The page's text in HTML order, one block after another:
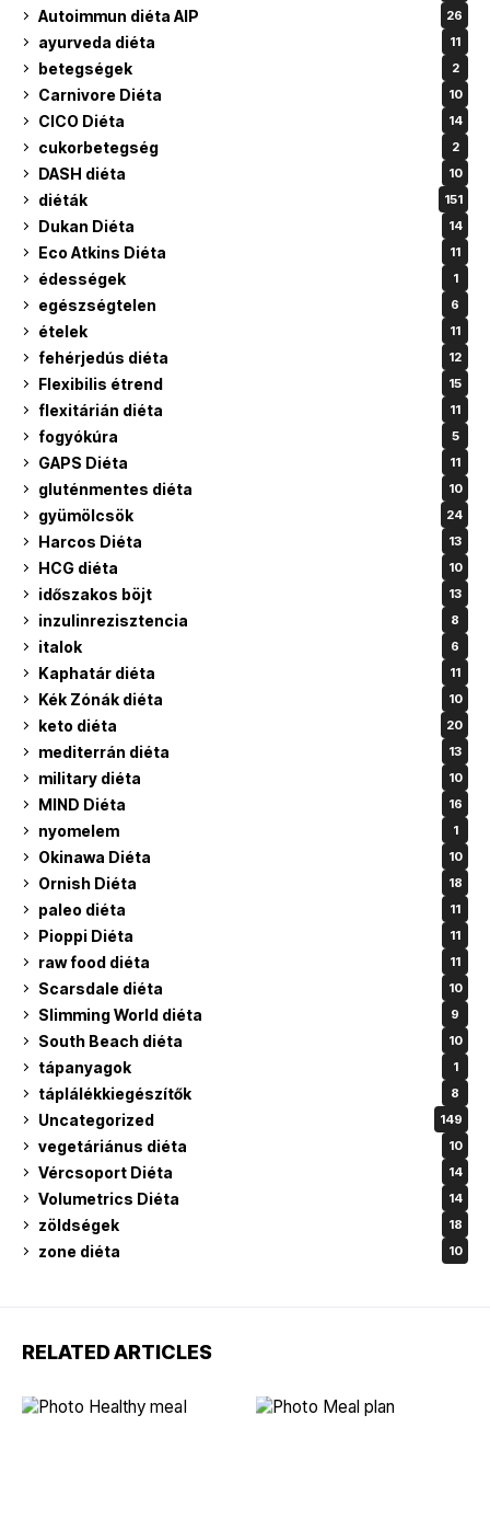
Autoimmun diéta AIP 26
ayurveda diéta 11
betegségek 2
Carnivore Diéta 10
CICO Diéta 14
cukorbetegség 2
DASH diéta 10
diéták 151
Dukan Diéta 14
Eco Atkins Diéta 11
édességek 1
egészségtelen 6
ételek 11
fehérjedús diéta 12
Flexibilis étrend 15
flexitárián diéta 11
fogyókúra 5
GAPS Diéta 11
gluténmentes diéta 10
gyümölcsök 24
Harcos Diéta 13
HCG diéta 10
időszakos böjt 13
inzulinrezisztencia 8
italok 6
Kaphatár diéta 11
Kék Zónák diéta 10
keto diéta 20
mediterrán diéta 13
military diéta 10
MIND Diéta 16
nyomelem 1
Okinawa Diéta 10
Ornish Diéta 18
paleo diéta 11
Pioppi Diéta 11
raw food diéta 11
Scarsdale diéta 10
Slimming World diéta 9
South Beach diéta 10
tápanyagok 1
táplálékkiegészítők 8
Uncategorized 149
vegetáriánus diéta 10
Vércsoport Diéta 14
Volumetrics Diéta 14
zöldségek 18
zone diéta 10
RELATED ARTICLES